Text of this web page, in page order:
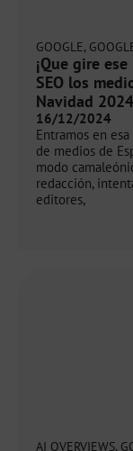
GOOGLE,
¡Que gire
SEO los
Navidad 2024
16/12/2024
Entramos en
de medios de
modo
redacción,
editores,
AI OVERVIEWS,